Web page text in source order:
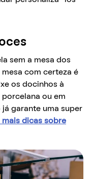
sem a mesa dos
mesa com certeza é
os docinhos à
ou em
garante uma super
mais dicas sobre